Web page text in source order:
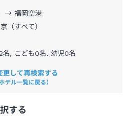
→ 福岡空港
（すべて）
名, こども0名, 幼児0名
更して再検索する
テル一覧に戻る）
する